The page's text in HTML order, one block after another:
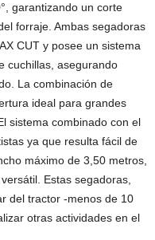
garantizando un corte
forraje. Ambas segadoras
CUT y posee un sistema
cuchillas, asegurando
La combinación de
ideal para grandes
sistema combinado con el
ya que resulta fácil de
máximo de 3,50 metros,
Estas segadoras,
del tractor -menos de 10
otras actividades en el